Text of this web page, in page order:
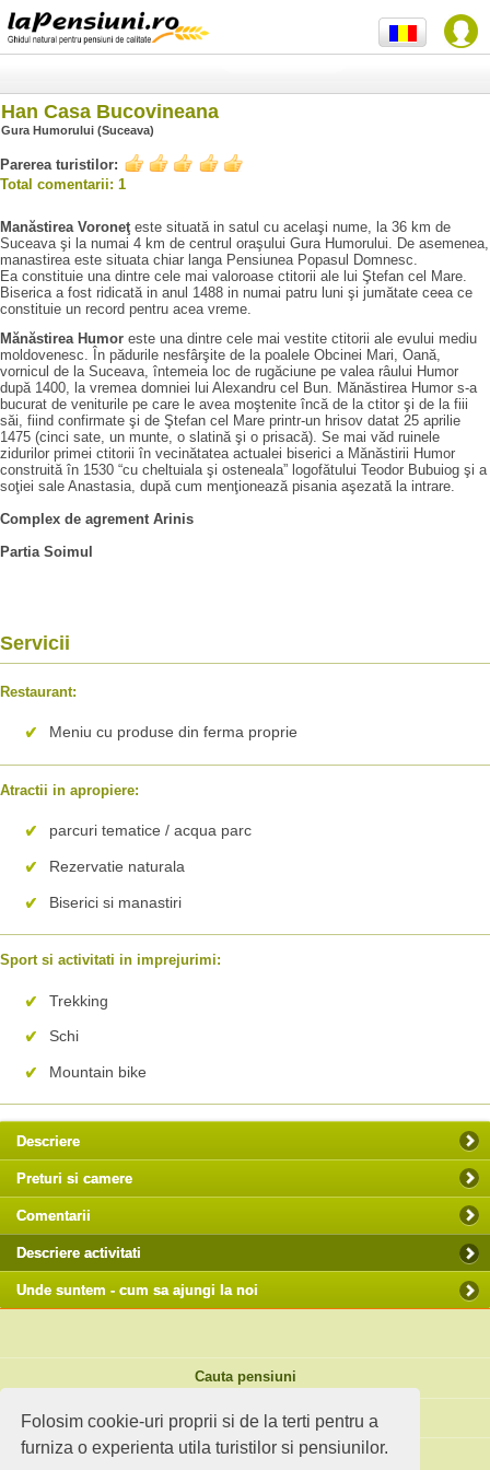
Folosim cookie-uri proprii si de la terti pentru a
furniza o experienta utila turistilor si pensiunilor.
Han Casa Bucovineana
Gura Humorului (Suceava)
Parerea turistilor:
Total comentarii: 1
Manăstirea Voroneţeste situată in satul cu acelaşi nume, la 36 km de
Suceava şi la numai 4 km de centrul oraşului Gura Humorului. De asemenea,
manastirea este situata chiar langa Pensiunea Popasul Domnesc.
Ea constituie una dintre cele mai valoroase ctitorii ale lui Ştefan cel Mare.
Biserica a fost ridicată in anul 1488 in numai patru luni şi jumătate ceea ce
constituie un record pentru acea vreme.
Mănăstirea Humor este una dintre cele mai vestite ctitorii ale evului mediu
moldovenesc. În pădurile nesfârşite de la poalele Obcinei Mari, Oană,
vornicul de la Suceava, întemeia loc de rugăciune pe valea râului Humor
după 1400, la vremea domniei lui Alexandru cel Bun. Mănăstirea Humor s-a
bucurat de veniturile pe care le avea moştenite încă de la ctitor şi de la fiii
săi, fiind confirmate şi de Ştefan cel Mare printr-un hrisov datat 25 aprilie
1475 (cinci sate, un munte, o slatină şi o prisacă). Se mai văd ruinele
zidurilor primei ctitorii în vecinătatea actualei biserici a Mănăstirii Humor
construită în 1530 “cu cheltuiala şi osteneala” logofătului Teodor Bubuiog şi a
soţiei sale Anastasia, după cum menţionează pisania aşezată la intrare.
Complex de agrement Arinis
Partia Soimul
Servicii
Restaurant:
Meniu cu produse din ferma proprie
Atractii in apropiere:
parcuri tematice / acqua parc
Rezervatie naturala
Biserici si manastiri
Sport si activitati in imprejurimi:
Trekking
Schi
Mountain bike
Descriere
Preturi si camere
Comentarii
Descriere activitati
Unde suntem - cum sa ajungi la noi
Cauta pensiuni
Idei de calatorie
Site standard